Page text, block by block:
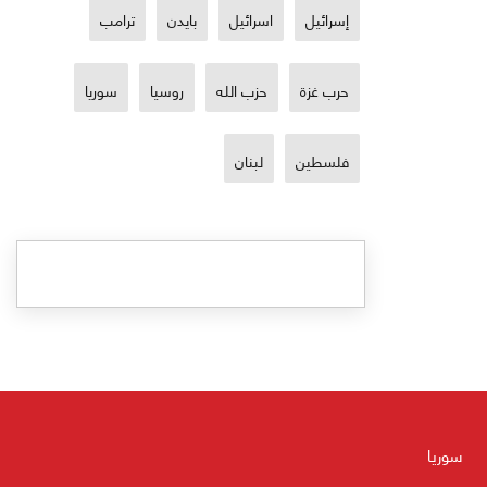
إسرائيل اسرائيل بايدن ترامب
حرب غزة حزب الله روسيا سوريا
فلسطين لبنان
سوريا